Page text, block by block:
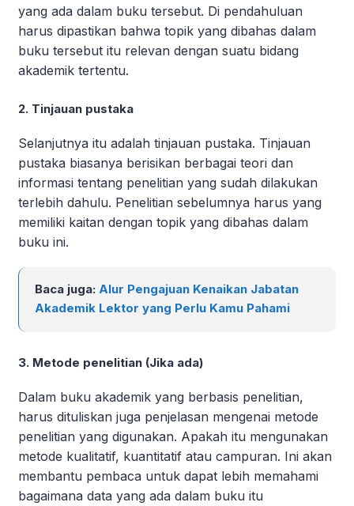
yang ada dalam buku tersebut. Di pendahuluan
harus dipastikan bahwa topik yang dibahas dalam
buku tersebut itu relevan dengan suatu bidang
akademik tertentu.
2. Tinjauan pustaka
Selanjutnya itu adalah tinjauan pustaka. Tinjauan
pustaka biasanya berisikan berbagai teori dan
informasi tentang penelitian yang sudah dilakukan
terlebih dahulu. Penelitian sebelumnya harus yang
memiliki kaitan dengan topik yang dibahas dalam
buku ini.
Baca juga: Alur Pengajuan Kenaikan Jabatan
Akademik Lektor yang Perlu Kamu Pahami
3. Metode penelitian (Jika ada)
Dalam buku akademik yang berbasis penelitian,
harus dituliskan juga penjelasan mengenai metode
penelitian yang digunakan. Apakah itu mengunakan
metode kualitatif, kuantitatif atau campuran. Ini akan
membantu pembaca untuk dapat lebih memahami
bagaimana data yang ada dalam buku itu